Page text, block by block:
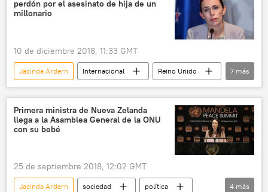
perdón por el asesinato de hija de un
millonario
10 de diciembre 2018, 11:33 GMT
Jacinda Ardern Internacional
Reino Unido
Nueva Zelanda
condolencias
asesinato
jóvenes
perdón
🌏 Asia
noticias
7 más
Primera ministra de Nueva Zelanda
llega a la Asamblea General de la ONU
con su bebé
25 de septiembre 2018, 12:02 GMT
Jacinda Ardern sociedad
política
4 más